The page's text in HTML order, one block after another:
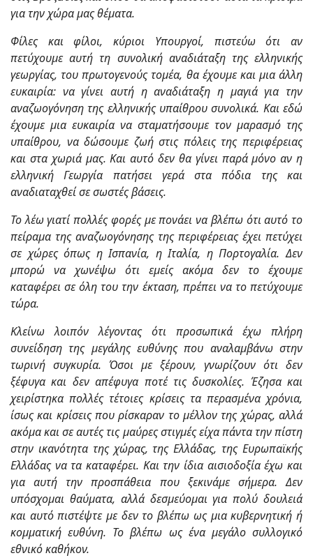
για την χώρα μας θέματα.
Φίλες και φίλοι, κύριοι Υπουργοί, πιστεύω ότι αν
πετύχουμε αυτή τη συνολική αναδιάταξη της ελληνικής
γεωργίας, του πρωτογενούς τομέα, θα έχουμε και μια άλλη
ευκαιρία: να γίνει αυτή η αναδιάταξη η μαγιά για την
αναζωογόνηση της ελληνικής υπαίθρου συνολικά. Και εδώ
έχουμε μια ευκαιρία να σταματήσουμε τον μαρασμό της
υπαίθρου, να δώσουμε ζωή στις πόλεις της περιφέρειας
και στα χωριά μας. Και αυτό δεν θα γίνει παρά μόνο αν η
ελληνική Γεωργία πατήσει γερά στα πόδια της και
αναδιαταχθεί σε σωστές βάσεις.
Το λέω γιατί πολλές φορές με πονάει να βλέπω ότι αυτό το
πείραμα της αναζωογόνησης της περιφέρειας έχει πετύχει
σε χώρες όπως η Ισπανία, η Ιταλία, η Πορτογαλία. Δεν
μπορώ να χωνέψω ότι εμείς ακόμα δεν το έχουμε
καταφέρει σε όλη του την έκταση, πρέπει να το πετύχουμε
τώρα.
Κλείνω λοιπόν λέγοντας ότι προσωπικά έχω πλήρη
συνείδηση της μεγάλης ευθύνης που αναλαμβάνω στην
τωρινή συγκυρία. Όσοι με ξέρουν, γνωρίζουν ότι δεν
ξέφυγα και δεν απέφυγα ποτέ τις δυσκολίες. Έζησα και
χειρίστηκα πολλές τέτοιες κρίσεις τα περασμένα χρόνια,
ίσως και κρίσεις που ρίσκαραν το μέλλον της χώρας, αλλά
ακόμα και σε αυτές τις μαύρες στιγμές είχα πάντα την πίστη
στην ικανότητα της χώρας, της Ελλάδας, της Ευρωπαϊκής
Ελλάδας να τα καταφέρει. Και την ίδια αισιοδοξία έχω και
για αυτή την προσπάθεια που ξεκινάμε σήμερα. Δεν
υπόσχομαι θαύματα, αλλά δεσμεύομαι για πολύ δουλειά
και αυτό πιστέψτε με δεν το βλέπω ως μια κυβερνητική ή
κομματική ευθύνη. Το βλέπω ως ένα μεγάλο συλλογικό
εθνικό καθήκον.